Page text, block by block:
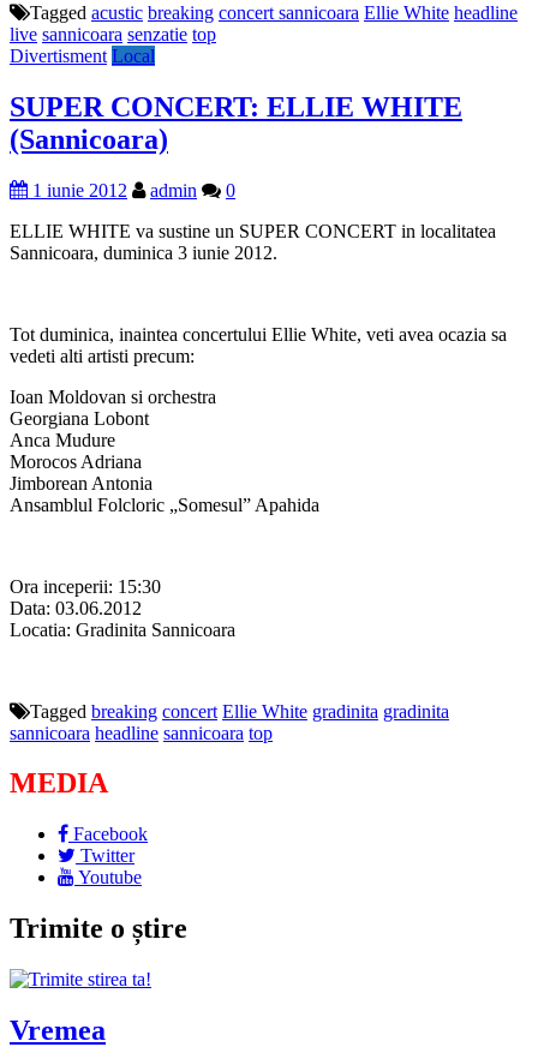
Tagged acustic breaking concert sannicoara Ellie White headline
live sannicoara senzatie top
Divertisment Local
SUPER CONCERT: ELLIE WHITE
(Sannicoara)
1 iunie 2012 admin
0
ELLIE WHITE va sustine un SUPER CONCERT in localitatea
Sannicoara, duminica 3 iunie 2012.
Tot duminica, inaintea concertului Ellie White, veti avea ocazia sa
vedeti alti artisti precum:
Ioan Moldovan si orchestra
Georgiana Lobont
Anca Mudure
Morocos Adriana
Jimborean Antonia
Ansamblul Folcloric „Somesul” Apahida
Ora inceperii: 15:30
Data: 03.06.2012
Locatia: Gradinita Sannicoara
Tagged breaking concert Ellie White gradinita gradinita
sannicoara headline sannicoara top
MEDIA
Facebook
Twitter
Youtube
Trimite o știre
Vremea